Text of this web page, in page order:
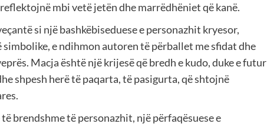
mbi vetë jetën dhe marrëdhëniet që kanë.
si një bashkëbiseduese e personazhit kryesor,
simbolike, e ndihmon autoren të përballet me sfidat dhe
Macja është një krijesë që bredh e kudo, duke e futur
shpesh herë të paqarta, të pasigurta, që shtojnë
brendshme të personazhit, një përfaqësuese e